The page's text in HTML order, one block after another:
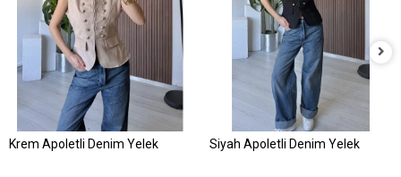
Krem Apoletli Denim Yelek Siyah Apoletli Denim Yelek